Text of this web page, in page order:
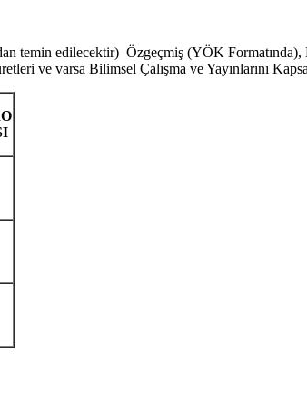
temin edilecektir) Özgeçmiş (YÖK
ve varsa Bilimsel Çalışma ve Yayınlarını